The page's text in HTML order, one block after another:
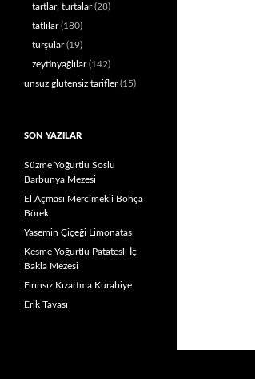
tartlar, turtalar(28)
tatlılar(180)
turşular(19)
zeytinyağlılar(142)
unsuz glutensiz tarifler(15)
SON YAZILAR
Süzme Yoğurtlu Soslu
Barbunya Mezesi
El Açması Mercimekli Bohça
Börek
Yasemin Çiçeği Limonatası
Kesme Yoğurtlu Patatesli İç
Bakla Mezesi
Fırınsız Kızartma Kurabiye
Erik Tavası